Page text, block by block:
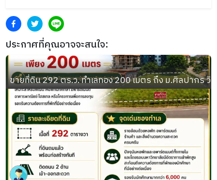
ประกาศที่คุณอาจจะสนใจ:
ขายที่ดิน 292 ตร.ว. ทำเลทอง 200 เมตร ถึง ม.ศิลปากร วิ